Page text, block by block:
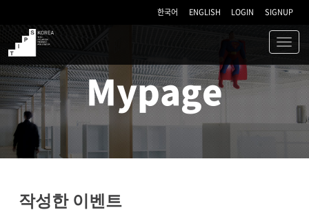
한국어 ENGLISH LOGIN SIGNUP
TIPS
Mypage
작성한 이벤트